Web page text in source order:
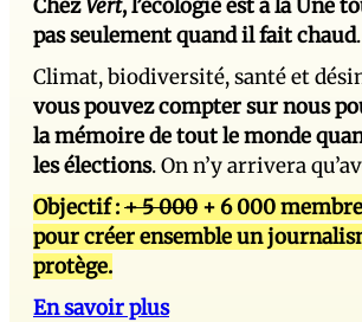
ChezVert, l’écologie est à la Une
pas seulement quand il fait chaud.
Climat, biodiversité, santé et
vous pouvez compter sur nous
la mémoire de tout le monde
les élections. On n’y arrivera
Objectif :+ 5 000 + 6 000
pour créer ensemble un
protège.
En savoir plus